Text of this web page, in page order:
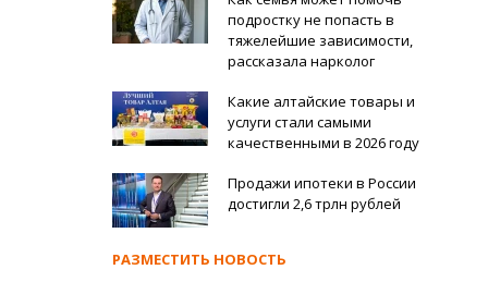
подростку не попасть в
тяжелейшие зависимости,
рассказала нарколог
Какие алтайские товары и
услуги стали самыми
качественными в 2026 году
Продажи ипотеки в России
достигли 2,6 трлн рублей
РАЗМЕСТИТЬ НОВОСТЬ